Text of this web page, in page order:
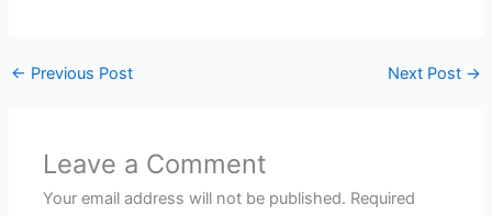
← Previous Post Next Post →
Leave a Comment
Your email address will not be published. Required